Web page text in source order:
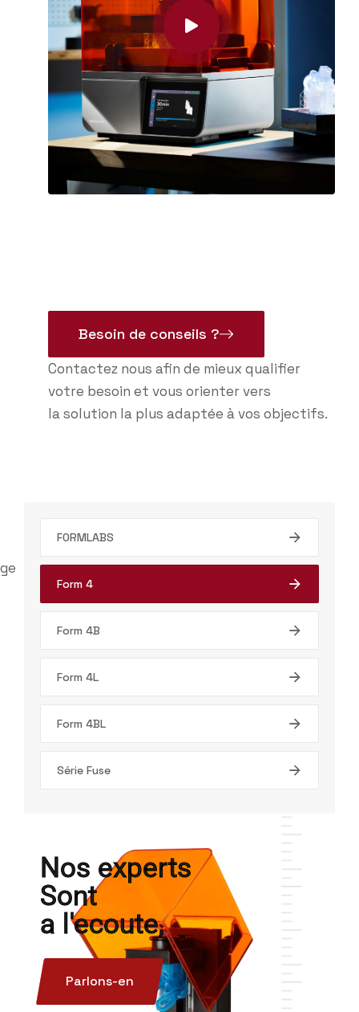
FORMLABS
Form 4
Form 4B
Form 4L
Form 4BL
Série Fuse
Nos experts
Sont
a l'ecoute,
Parlons-en
Besoin de conseils ?
Contactez nous afin de mieux qualifier
votre besoin et vous orienter vers
la solution la plus adaptée à vos objectifs.